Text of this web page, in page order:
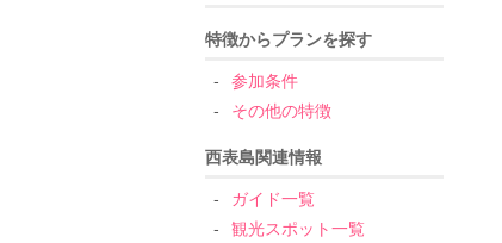
特徴からプランを探す
参加条件
その他の特徴
西表島関連情報
ガイド一覧
観光スポット一覧